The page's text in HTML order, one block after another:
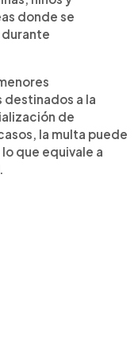
donde se
durante
destinados a la
de
la multa puede
que equivale a